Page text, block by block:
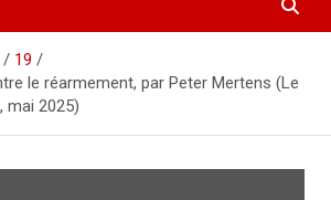
19
le réarmement, par Peter Mertens (Le
mai 2025)